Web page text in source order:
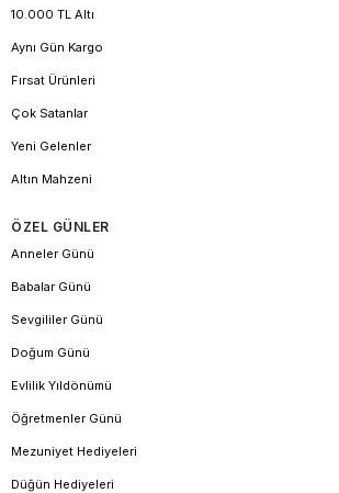
10.000 TL Altı
Aynı Gün Kargo
Fırsat Ürünleri
Çok Satanlar
Yeni Gelenler
Altın Mahzeni
ÖZEL GÜNLER
Anneler Günü
Babalar Günü
Sevgililer Günü
Doğum Günü
Evlilik Yıldönümü
Öğretmenler Günü
Mezuniyet Hediyeleri
Düğün Hediyeleri